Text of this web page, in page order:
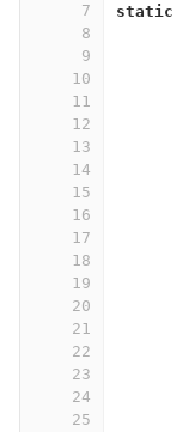
7
8
9
10
11
12
13
14
15
16
17
18
19
20
21
22
23
24
25
static